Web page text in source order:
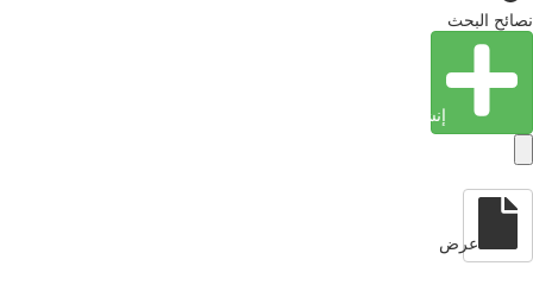
نصائح البحث
إنشاء كيان
عرض